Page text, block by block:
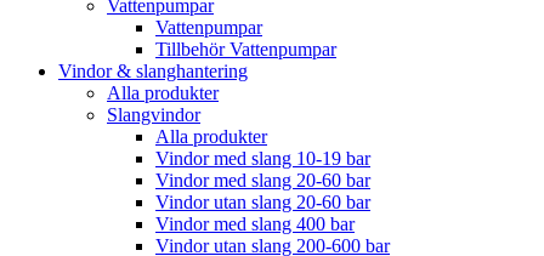
Vattenpumpar
Vattenpumpar
Tillbehör Vattenpumpar
Vindor & slanghantering
Alla produkter
Slangvindor
Alla produkter
Vindor med slang 10-19 bar
Vindor med slang 20-60 bar
Vindor utan slang 20-60 bar
Vindor med slang 400 bar
Vindor utan slang 200-600 bar